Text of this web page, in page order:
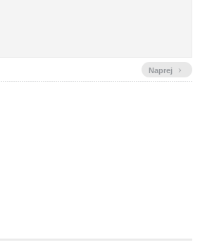
Naprej ›